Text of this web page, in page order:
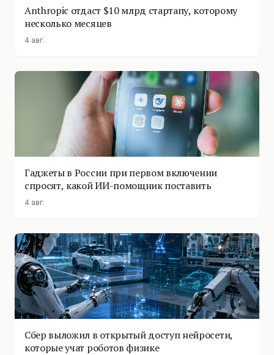
Anthropic отдаст $10 млрд стартапу, которому
несколько месяцев
4 авг.
Гаджеты в России при первом включении
спросят, какой ИИ-помощник поставить
4 авг.
Сбер выложил в открытый доступ нейросети,
которые учат роботов физике